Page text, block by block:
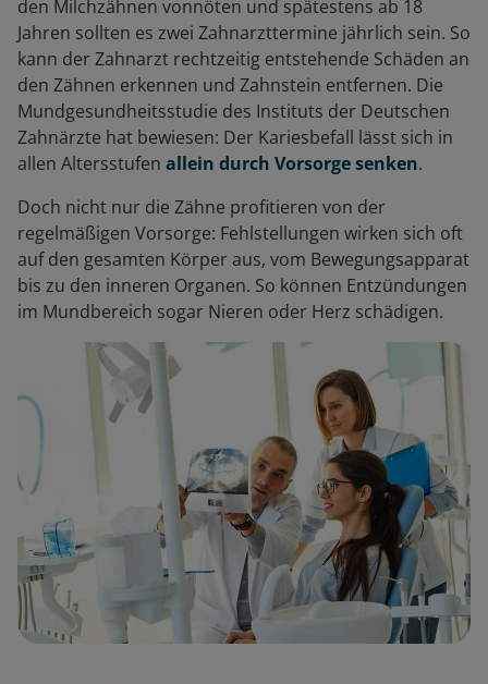
den Milchzähnen vonnöten und spätestens ab 18
Jahren sollten es zwei Zahnarzttermine jährlich sein. So
kann der Zahnarzt rechtzeitig entstehende Schäden an
den Zähnen erkennen und Zahnstein entfernen. Die
Mundgesundheitsstudie des Instituts der Deutschen
Zahnärzte hat bewiesen: Der Kariesbefall lässt sich in
allen Altersstufen allein durch Vorsorge senken.
Doch nicht nur die Zähne profitieren von der
regelmäßigen Vorsorge: Fehlstellungen wirken sich oft
auf den gesamten Körper aus, vom Bewegungsapparat
bis zu den inneren Organen. So können Entzündungen
im Mundbereich sogar Nieren oder Herz schädigen.